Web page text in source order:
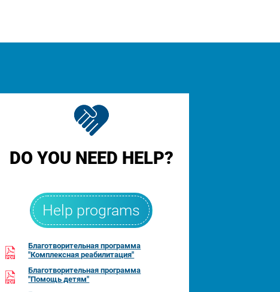
DO YOU NEED HELP?
Help programs
Благотворительная программа
"Комплексная реабилитация"
Благотворительная программа
"Помощь детям"